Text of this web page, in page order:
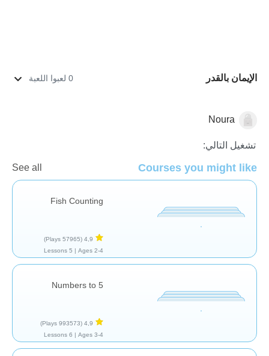
الإيمان بالقدر 0 لعبوا اللعبة
الاعدادNoura
تشغيل التالي:
Courses you might like
See all
Fish Counting
4,9
(57965 Plays)
Ages 2-4 |
5 Lessons
Numbers to 5
4,9
(993573 Plays)
Ages 3-4 |
6 Lessons